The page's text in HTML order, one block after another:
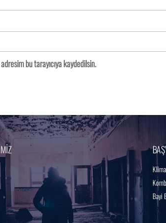
bu tarayıcıya kaydedilsin.
Bayi